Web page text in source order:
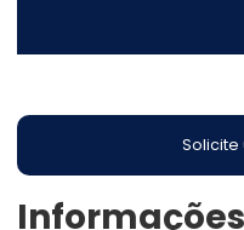
Informações